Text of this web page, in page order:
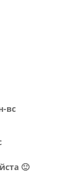
вс
🙂